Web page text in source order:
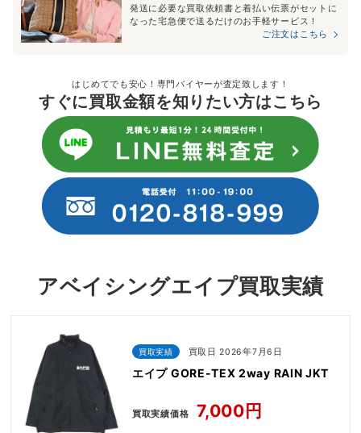
発送に必要な買取依頼書と着払い伝票がセットに
なった宅急便で送るだけのお手軽サービス！
ご注文はこちら
はじめてでも安心！専門バイヤーが査定致します！
すぐに買取金額を知りたい方はこちら
アベイシングエイプ買取実績
買取実績 買取日 2026年7月6日
エイプ GORE-TEX 2way RAIN JKT
買取実績価格 7,000円